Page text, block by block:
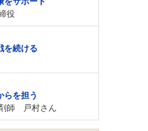
役
を続ける
らを担う
師 戸村さん